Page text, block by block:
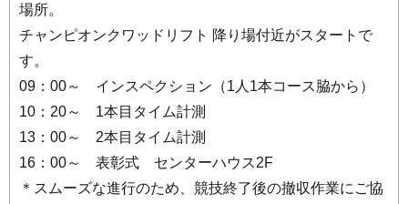
場所。
チャンピオンクワッドリフト 降り場付近がスタートで
す。
09：00～ インスペクション（1人1本コース脇から）
10：20～ 1本目タイム計測
13：00～ 2本目タイム計測
16：00～ 表彰式 センターハウス2F
＊スムーズな進行のため、競技終了後の撤収作業にご協